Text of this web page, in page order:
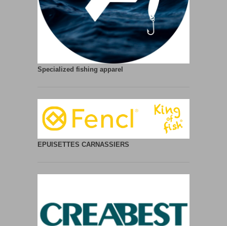
Specialized fishing apparel
EPUISETTES CARNASSIERS